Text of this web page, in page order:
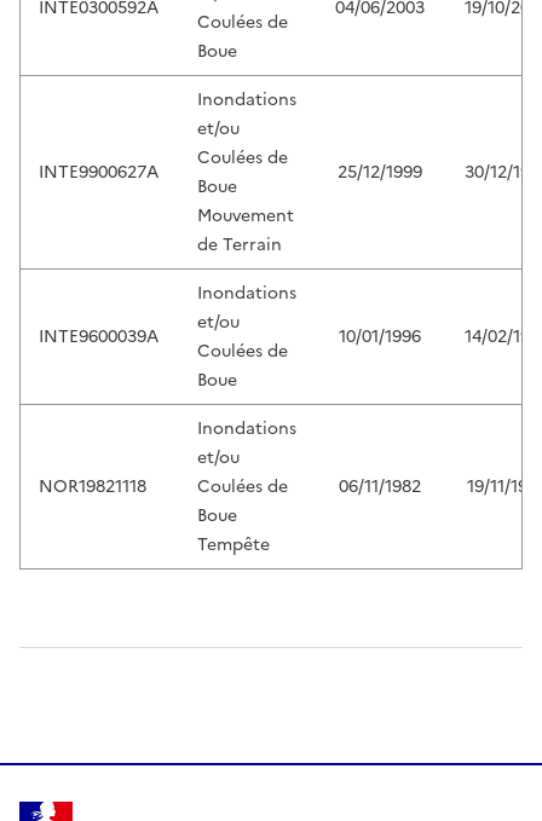
INTE0300592A
Coulées de
Boue
04/06/2003 19/10/
INTE9900627A
Inondations
et/ou
Coulées de
Boue
Mouvement
de Terrain
25/12/1999 30/12/
INTE9600039A
Inondations
et/ou
Coulées de
Boue
10/01/1996 14/02/
NOR19821118
Inondations
et/ou
Coulées de
Boue
Tempête
06/11/1982 19/11/